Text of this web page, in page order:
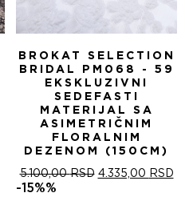
BROKAT SELECTION
BRIDAL PM068 - 59
EKSKLUZIVNI
SEDEFASTI
MATERIJAL SA
ASIMETRIČNIM
FLORALNIM
DEZENOM (150CM)
5.100,00RSD ОРИГИНАЛНА
4.335,00 RSD
-15%%